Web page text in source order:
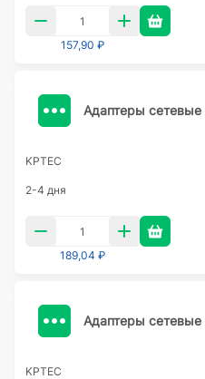
157,90 ₽
Адаптеры
KPTEC
2-4 дня
189,04 ₽
Адаптеры сетевые
KPTEC